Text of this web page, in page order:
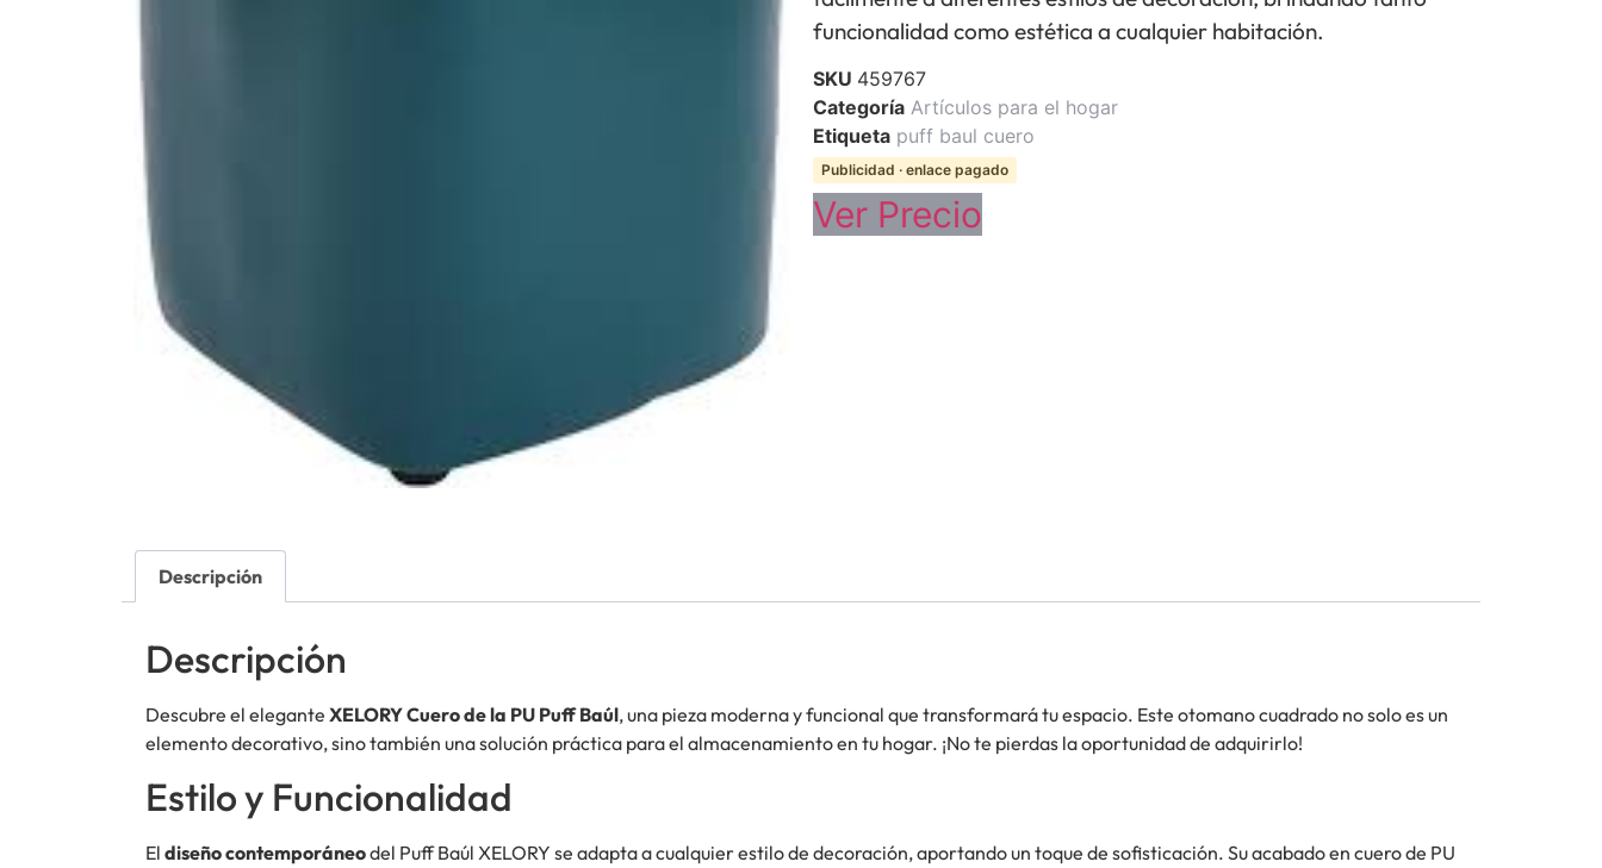
funcionalidad como estética a cualquier habitación.
SKU 459767
Categoría Artículos para el hogar
Etiqueta puff baul cuero
Publicidad · enlace pagado
Ver Precio
Descripción
Descripción
Descubre el elegante XELORY Cuero de la PU Puff Baúl, una pieza moderna y funcional que transformará tu espacio. Este otomano cuadrado no solo es un
elemento decorativo, sino también una solución práctica para el almacenamiento en tu hogar. ¡No te pierdas la oportunidad de adquirirlo!
Estilo y Funcionalidad
El diseño contemporáneodel Puff Baúl XELORY se adapta a cualquier estilo de decoración, aportando un toque de sofisticación. Su acabado en cuero de PU